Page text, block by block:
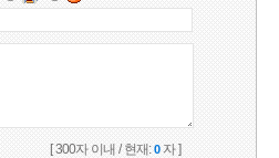
[ 300자 이내 / 현재:0자 ]